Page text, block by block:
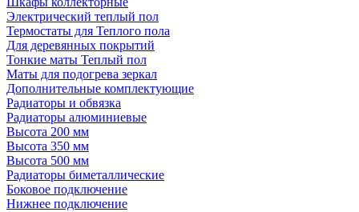
Электрический теплый пол
Термостаты для Теплого пола
Для деревянных покрытий
Тонкие маты Теплый пол
Маты для подогрева зеркал
Дополнительные комплектующие
Радиаторы и обвязка
Радиаторы алюминиевые
Высота 200 мм
Высота 350 мм
Высота 500 мм
Радиаторы биметаллические
Боковое подключение
Нижнее подключение